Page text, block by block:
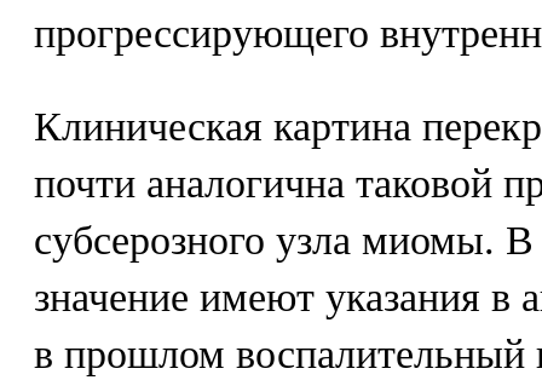
прогрессирующего
Клиническая картина
почти аналогична таковой
субсерозного узла миомы.
значение имеют указания в
в прошлом воспалительный